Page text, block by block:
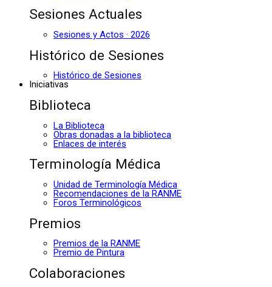
Sesiones Actuales
Sesiones y Actos · 2026
Histórico de Sesiones
Histórico de Sesiones
Iniciativas
Biblioteca
La Biblioteca
Obras donadas a la biblioteca
Enlaces de interés
Terminología Médica
Unidad de Terminología Médica
Recomendaciones de la RANME
Foros Terminológicos
Premios
Premios de la RANME
Premio de Pintura
Colaboraciones